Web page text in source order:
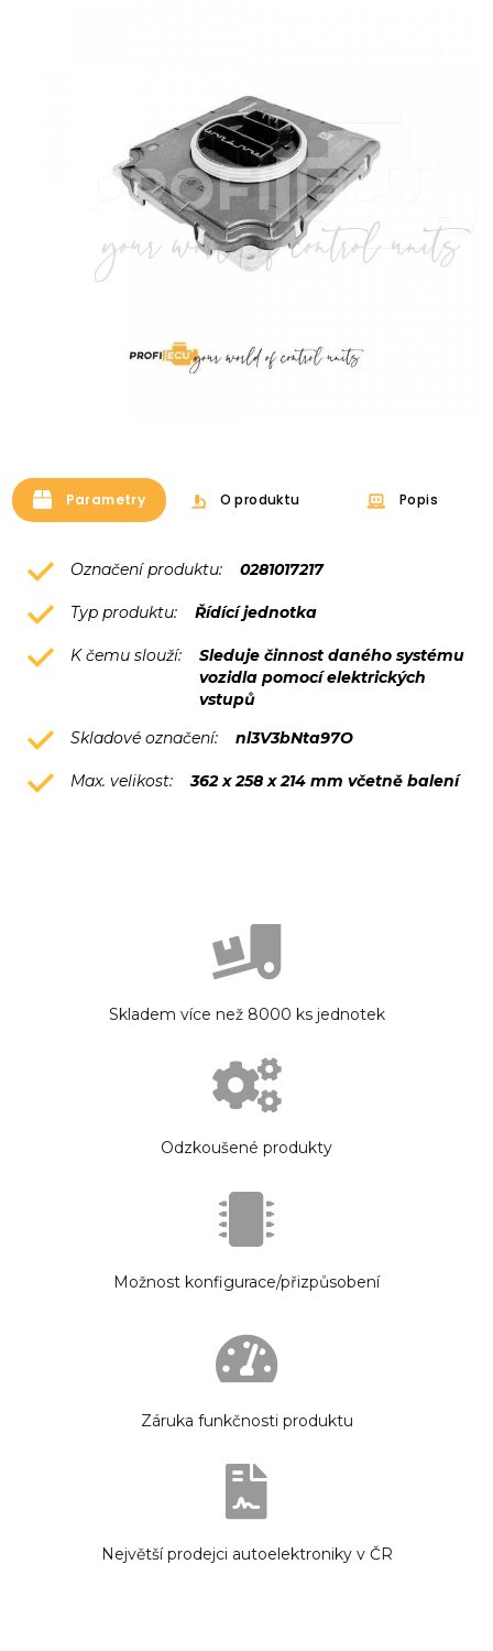
Parametry O produktu Popis
Označení produktu: 0281017217
Typ produktu: Řídící jednotka
K čemu slouží:
Sleduje činnost daného systému
vozidla pomocí elektrických
vstupů
Skladové označení:
nl3V3bNta97O
Max. velikost: 362 x 258 x 214 mm včetně balení
Skladem více než 8000 ks jednotek
Odzkoušené produkty
Možnost konfigurace/přizpůsobení
Záruka funkčnosti produktu
Největší prodejci autoelektroniky v ČR